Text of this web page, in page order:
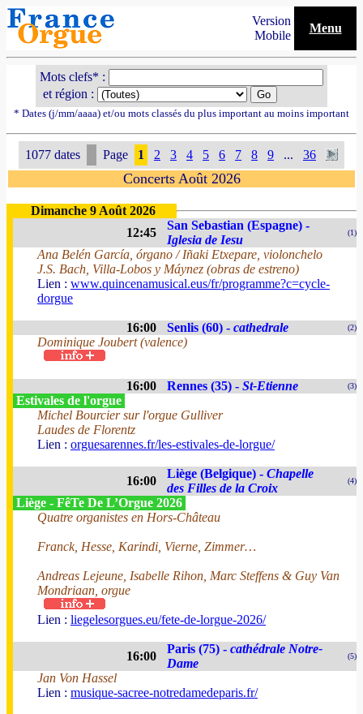
Version
Mobile
Menu
Mots clefs* :
et région :
* Dates (j/mm/aaaa) et/ou mots classés du plus important au moins important
1077 dates Page 1 2 3 4 5 6 7 8 9 ... 36
Concerts Août 2026
Dimanche 9 Août 2026
12:45
San Sebastian (Espagne) -
Iglesia de Iesu
(1)
Ana Belén García, órgano / Iñaki Etxepare, violonchelo
J.S. Bach, Villa-Lobos y Máynez (obras de estreno)
Lien : www.quincenamusical.eus/fr/programme?c=cycle-
dorgue
16:00 Senlis (60) - cathedrale (2)
Dominique Joubert (valence)
16:00 Rennes (35) - St-Etienne (3)
Estivales de l'orgue
Michel Bourcier sur l'orgue Gulliver
Laudes de Florentz
Lien : orguesarennes.fr/les-estivales-de-lorgue/
16:00
Liège (Belgique) - Chapelle
des Filles de la Croix
(4)
Liège - FêTe De L’Orgue 2026
Quatre organistes en Hors-Château
Franck, Hesse, Karindi, Vierne, Zimmer…
Andreas Lejeune, Isabelle Rihon, Marc Steffens & Guy Van
Mondriaan, orgue
Lien : liegelesorgues.eu/fete-de-lorgue-2026/
16:00
Paris (75) - cathédrale Notre-
Dame
(5)
Jan Von Hassel
Lien : musique-sacree-notredamedeparis.fr/